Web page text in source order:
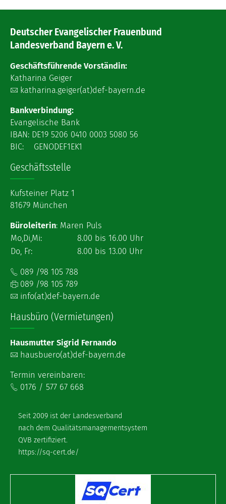
Deutscher Evangelischer Frauenbund
Landesverband Bayern e. V.
Geschäftsführende Vorständin:
Katharina Geiger
katharina.geiger(at)def-bayern.de
Bankverbindung:
Evangelische Bank
IBAN: DE19 5206 0410 0003 5080 56
BIC: GENODEF1EK1
Geschäftsstelle
Kufsteiner Platz 1
81679 München
Büroleiterin: Maren Puls
Mo,Di,Mi:
8.00 bis 16.00 Uhr
Do, Fr:
8.00 bis 13.00 Uhr
089 /98 105 788
089 /98 105 789
info(at)def-bayern.de
Hausbüro (Vermietungen)
Hausmutter Sigrid Fernando
hausbuero(at)def-bayern.de
Termin vereinbaren:
0176 / 577 67 668
Seit 2009 ist der Landesverband
nach dem Qualitätsmanagementsystem
QVB zertifiziert.
https://sq-cert.de/